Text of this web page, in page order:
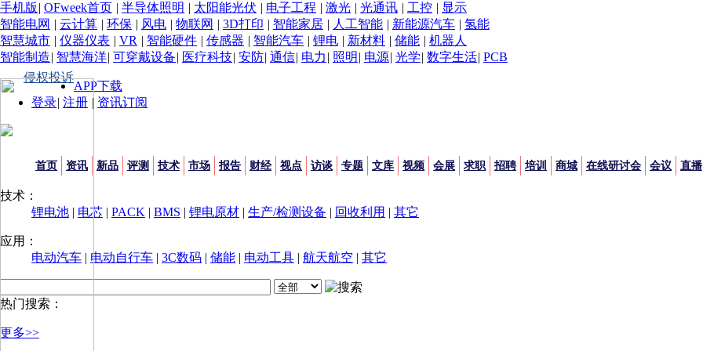
手机版 | OFweek首页 | 半导体照明 | 太阳能光伏 | 电子工程 | 激光 | 光通讯 | 工控 | 显示
智能电网 | 云计算 | 环保 | 风电 | 物联网 | 3D打印 | 智能家居 | 人工智能 | 新能源汽车 | 氢能
智慧城市 | 仪器仪表 | VR | 智能硬件 | 传感器 | 智能汽车 | 锂电 | 新材料 | 储能 | 机器人
智能制造| 智慧海洋| 可穿戴设备| 医疗科技| 安防| 通信| 电力 | 照明 | 电源| 光学| 数字生活| PCB
侵权投诉
APP下载
登录| 注册 | 资讯订阅
首页 资讯 新品 评测 技术 市场 报告 财经 视点 访谈 专题 文库 视频 会展 求职 招聘 培训 商城 在线研讨会 会议 直播
技术：
锂电池 | 电芯 | PACK | BMS | 锂电原材 | 生产/检测设备 | 回收利用 | 其它
应用：
电动汽车 | 电动自行车 | 3C数码 | 储能 | 电动工具 | 航天航空 | 其它
热门搜索：
更多>>